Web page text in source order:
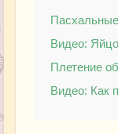
Видео:
Плетение
Видео: Как